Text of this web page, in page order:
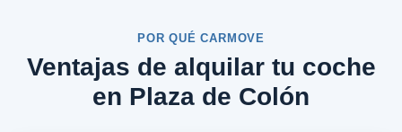
POR QUÉ CARMOVE
Ventajas de alquilar tu coche
en Plaza de Colón